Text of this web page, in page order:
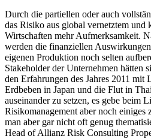
Durch die partiellen oder auch
das Risiko aus global vernetztem und
Wirtschaften mehr Aufmerksamkeit.
werden die finanziellen
eigenen Produktion noch selten
Stakeholder der Unternehmen hätten
den Erfahrungen des Jahres 2011 mit
Erdbeben in Japan und die Flut in
auseinander zu setzen, es gebe beim
Risikomanagement aber noch
man aber gar nicht oft genug
Head of Allianz Risk Consulting